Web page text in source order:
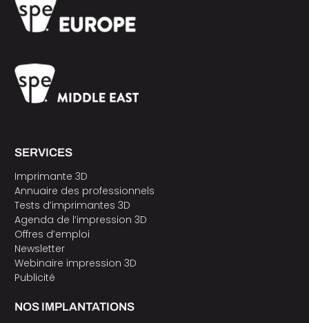
SERVICES
Imprimante 3D
Annuaire des professionnels
Tests d’imprimantes 3D
Agenda de l’impression 3D
Offres d’emploi
Newsletter
Webinaire impression 3D
Publicité
NOS IMPLANTATIONS